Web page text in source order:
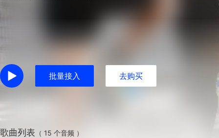
批量接入 去购买
歌曲列表 （ 15 个音频 ）